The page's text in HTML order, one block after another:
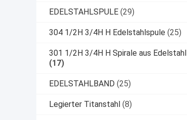
EDELSTAHLSPULE (29)
304 1/2H 3/4H H Edelstahlspule (25)
301 1/2H 3/4H H Spirale aus Edelstahl
(17)
EDELSTAHLBAND (25)
Legierter Titanstahl (8)